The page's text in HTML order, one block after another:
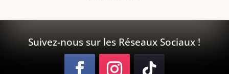
Suivez-nous sur les Réseaux Sociaux !